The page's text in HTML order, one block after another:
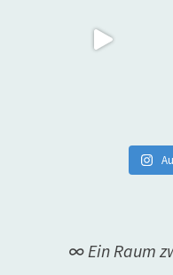
∞ Ein Raum